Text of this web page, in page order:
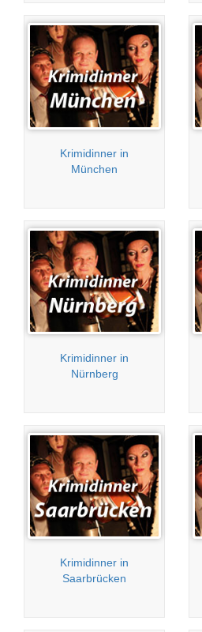
Krimidinner in
München
Krimidinner in
Nürnberg
Krimidinner in
Saarbrücken